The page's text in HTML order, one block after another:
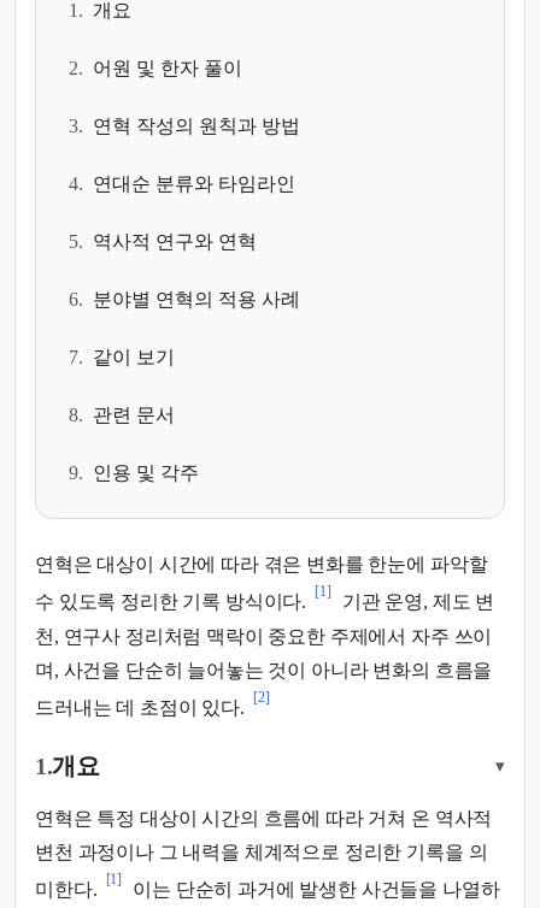
1. 개요
2. 어원 및 한자 풀이
3. 연혁 작성의 원칙과 방법
4. 연대순 분류와 타임라인
5. 역사적 연구와 연혁
6. 분야별 연혁의 적용 사례
7. 같이 보기
8. 관련 문서
9. 인용 및 각주
연혁은 대상이 시간에 따라 겪은 변화를 한눈에 파악할
수 있도록 정리한 기록 방식이다.
[1]
기관 운영, 제도 변
천, 연구사 정리처럼 맥락이 중요한 주제에서 자주 쓰이
며, 사건을 단순히 늘어놓는 것이 아니라 변화의 흐름을
드러내는 데 초점이 있다.
[2]
1.개요 ▾
연혁은 특정 대상이 시간의 흐름에 따라 거쳐 온 역사적
변천 과정이나 그 내력을 체계적으로 정리한 기록을 의
미한다.
[1]
이는 단순히 과거에 발생한 사건들을 나열하